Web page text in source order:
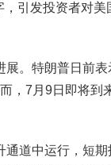
引发投资者对
。特朗普日前
，7月9日即将到
道中运行，短